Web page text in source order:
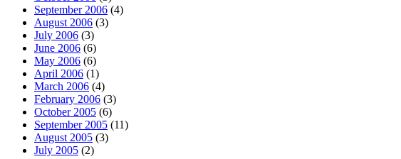
September 2006 (4)
August 2006 (3)
July 2006 (3)
June 2006 (6)
May 2006 (6)
April 2006 (1)
March 2006 (4)
February 2006 (3)
October 2005 (6)
September 2005 (11)
August 2005 (3)
July 2005 (2)